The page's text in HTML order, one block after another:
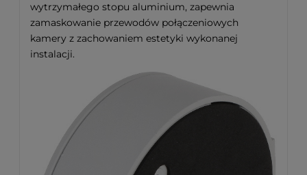
wytrzymałego stopu aluminium, zapewnia
zamaskowanie przewodów połączeniowych
kamery z zachowaniem estetyki wykonanej
instalacji.